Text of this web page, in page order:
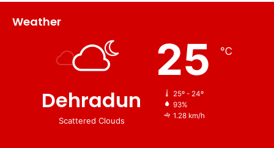
Weather
Dehradun
Scattered Clouds
25 ℃
25º - 24º
93%
1.28 km/h